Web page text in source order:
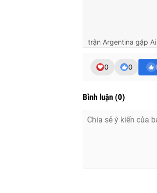
trận Argentina gặp
0 0
Bình luận (0)